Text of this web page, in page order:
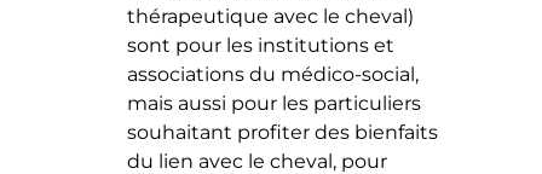
thérapeutique avec le cheval)
sont pour les institutions et
associations du médico-social,
mais aussi pour les particuliers
souhaitant profiter des bienfaits
du lien avec le cheval, pour